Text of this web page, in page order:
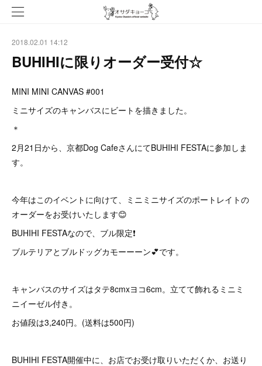
2018.02.01 14:12
BUHIHIに限りオーダー受付☆
MINI MINI CANVAS #001
ミニサイズのキャンバスにビートを描きました。
＊
2月21日から、京都Dog CafeさんにてBUHIHI FESTAに参加しま
す。
今年はこのイベントに向けて、ミニミニサイズのポートレイトの
オーダーをお受けいたします😊
BUHIHI FESTAなので、ブル限定❗️
ブルテリアとブルドッグカモーーーン💕です。
キャンバスのサイズはタテ8cmxヨコ6cm。立てて飾れるミニミ
ニイーゼル付き。
お値段は3,240円。(送料は500円)
BUHIHI FESTA開催中に、お店でお受け取りいただくか、お送り